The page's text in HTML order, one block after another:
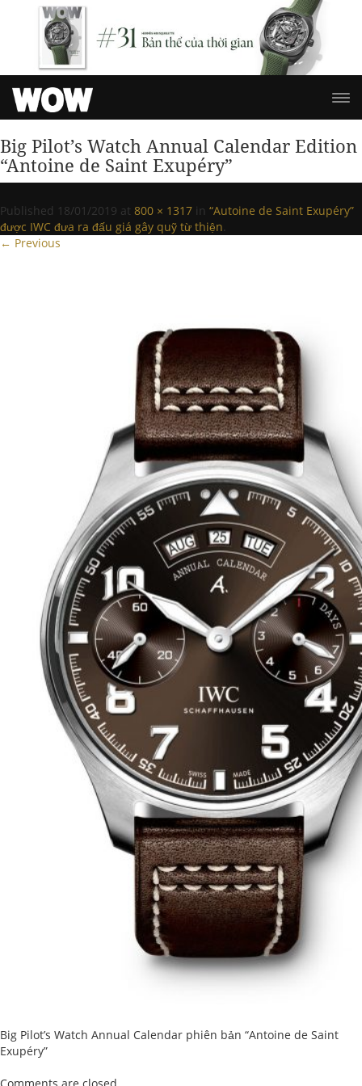
Big Pilot’s Watch Annual Calendar Edition
“Antoine de Saint Exupéry”
Published 18/01/2019 at 800 × 1317 in “Autoine de Saint Exupéry”
được IWC đưa ra đấu giá gây quỹ từ thiện.
← Previous
Big Pilot’s Watch Annual Calendar phiên bản “Antoine de Saint
Exupéry”